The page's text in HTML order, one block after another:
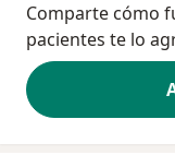
Comparte cómo
pacientes te lo